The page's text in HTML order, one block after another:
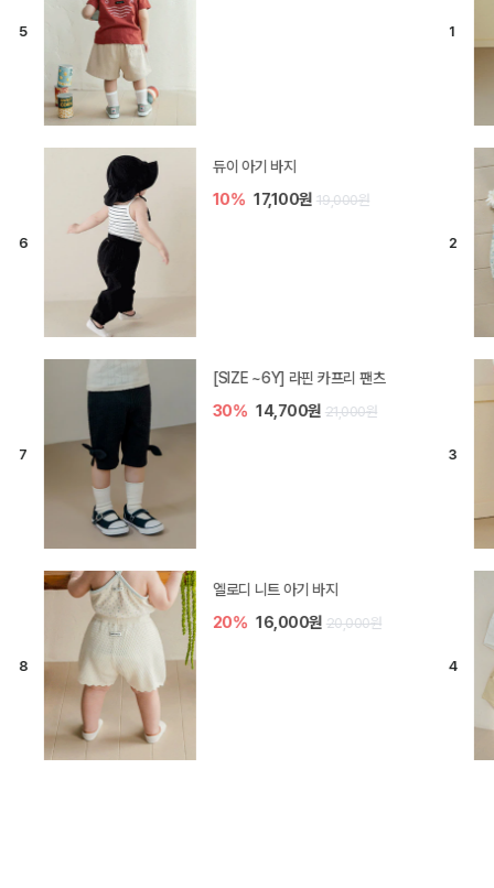
듀이 아기 바지
10% 17,100원 19,000원
[SIZE ~6Y] 라핀 카프리 팬츠
30% 14,700원 21,000원
엘로디 니트 아기 바지
20% 16,000원 20,000원